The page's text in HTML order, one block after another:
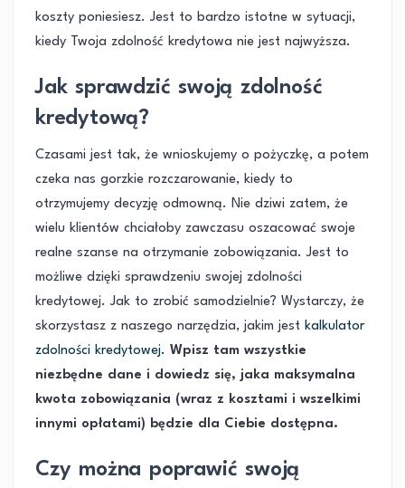
koszty poniesiesz. Jest to bardzo istotne w sytuacji,
kiedy Twoja zdolność kredytowa nie jest najwyższa.
Jak sprawdzić swoją zdolność
kredytową?
Czasami jest tak, że wnioskujemy o pożyczkę, a potem
czeka nas gorzkie rozczarowanie, kiedy to
otrzymujemy decyzję odmowną. Nie dziwi zatem, że
wielu klientów chciałoby zawczasu oszacować swoje
realne szanse na otrzymanie zobowiązania. Jest to
możliwe dzięki sprawdzeniu swojej zdolności
kredytowej. Jak to zrobić samodzielnie? Wystarczy, że
skorzystasz z naszego narzędzia, jakim jest kalkulator
zdolności kredytowej. Wpisz tam wszystkie
niezbędne dane i dowiedz się, jaka maksymalna
kwota zobowiązania (wraz z kosztami i wszelkimi
innymi opłatami) będzie dla Ciebie dostępna.
Czy można poprawić swoją